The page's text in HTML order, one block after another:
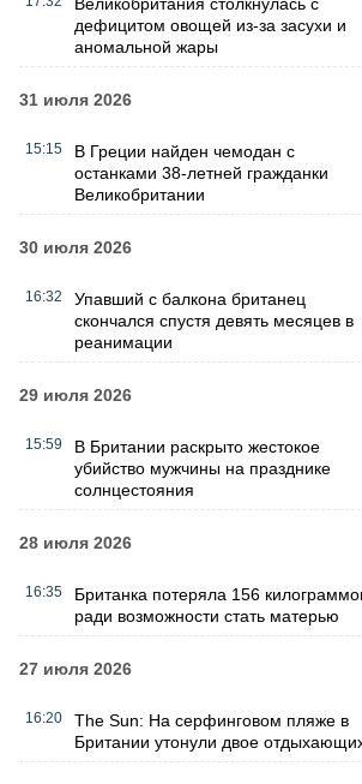
Великобритания столкнулась с
дефицитом овощей из-за засухи и
аномальной жары
31 июля 2026
15:15
В Греции найден чемодан с
останками 38-летней гражданки
Великобритании
30 июля 2026
16:32
Упавший с балкона британец
скончался спустя девять месяцев в
реанимации
29 июля 2026
15:59
В Британии раскрыто жестокое
убийство мужчины на празднике
солнцестояния
28 июля 2026
16:35
Британка потеряла 156
ради возможности стать матерью
27 июля 2026
16:20
The Sun: На серфинговом пляже в
Британии утонули двое